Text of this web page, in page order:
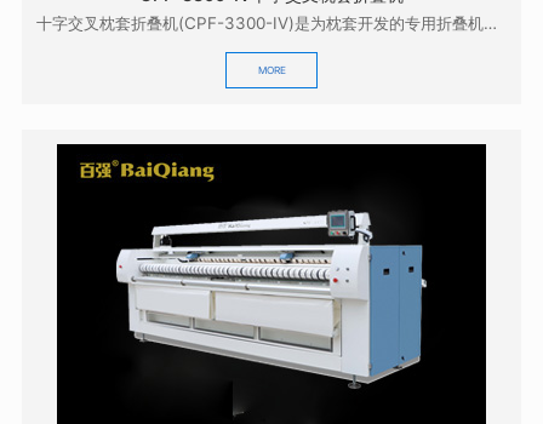
十字交叉枕套折叠机(CPF-3300-IV)是为枕套开发的专用折叠机，它配合本公司的GZD-33...
MORE